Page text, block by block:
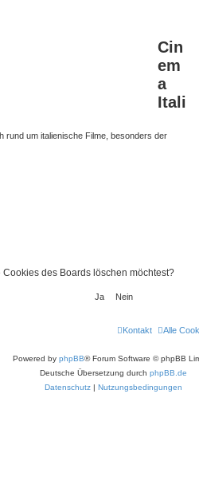
Cin
em
a
Itali
rund um italienische Filme, besonders der
des Boards löschen möchtest?
Alle
Kontakt
Powered by phpBB® Forum Software © phpBB
Deutsche Übersetzung durch phpBB.de
Datenschutz | Nutzungsbedingungen